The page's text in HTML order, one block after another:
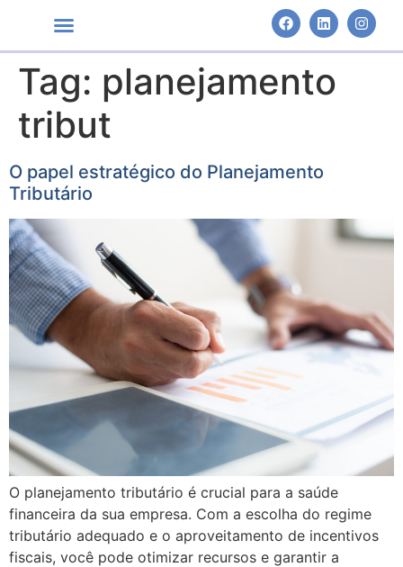
Tag: planejamento
tribut
O papel estratégico do Planejamento
Tributário
O planejamento tributário é crucial para a saúde
financeira da sua empresa. Com a escolha do regime
tributário adequado e o aproveitamento de incentivos
fiscais, você pode otimizar recursos e garantir a